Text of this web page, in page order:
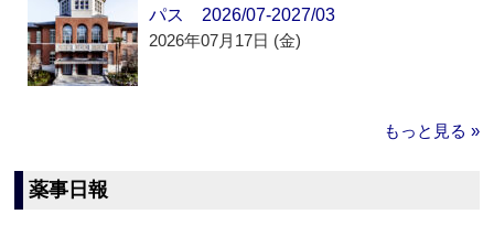
パス 2026/07-2027/03
2026年07月17日 (金)
もっと見る »
薬事日報